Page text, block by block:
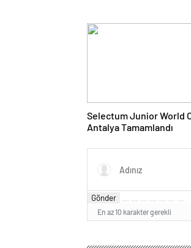
Selectum Junior World
Antalya Tamamlandı
Gönder
En az 10 karakter gerekli